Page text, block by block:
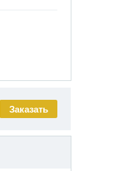
Заказать